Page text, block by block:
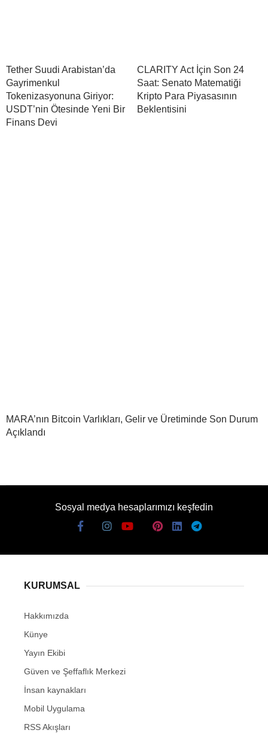
Tether Suudi Arabistan’da
Gayrimenkul
Tokenizasyonuna Giriyor:
USDT’nin Ötesinde Yeni Bir
Finans Devi
CLARITY Act İçin Son 24
Saat: Senato Matematiği
Kripto Para Piyasasının
Beklentisini
MARA’nın Bitcoin Varlıkları, Gelir ve Üretiminde Son Durum
Açıklandı
Sosyal medya hesaplarımızı keşfedin
KURUMSAL
Hakkımızda
Künye
Yayın Ekibi
Güven ve Şeffaflık Merkezi
İnsan kaynakları
Mobil Uygulama
RSS Akışları